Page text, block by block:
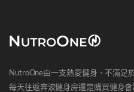
NutroOne由一支熱愛健身、不滿足
每天往返奔波健身房還是購買健身